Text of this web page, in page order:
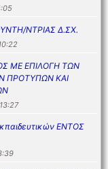
ΝΤΡΙΑΣ Δ.ΣΧ.
ΜΕ ΕΠΙΛΟΓΗ ΤΩΝ
ΠΡΟΤΥΠΩΝ ΚΑΙ
ΕΝΤΟΣ